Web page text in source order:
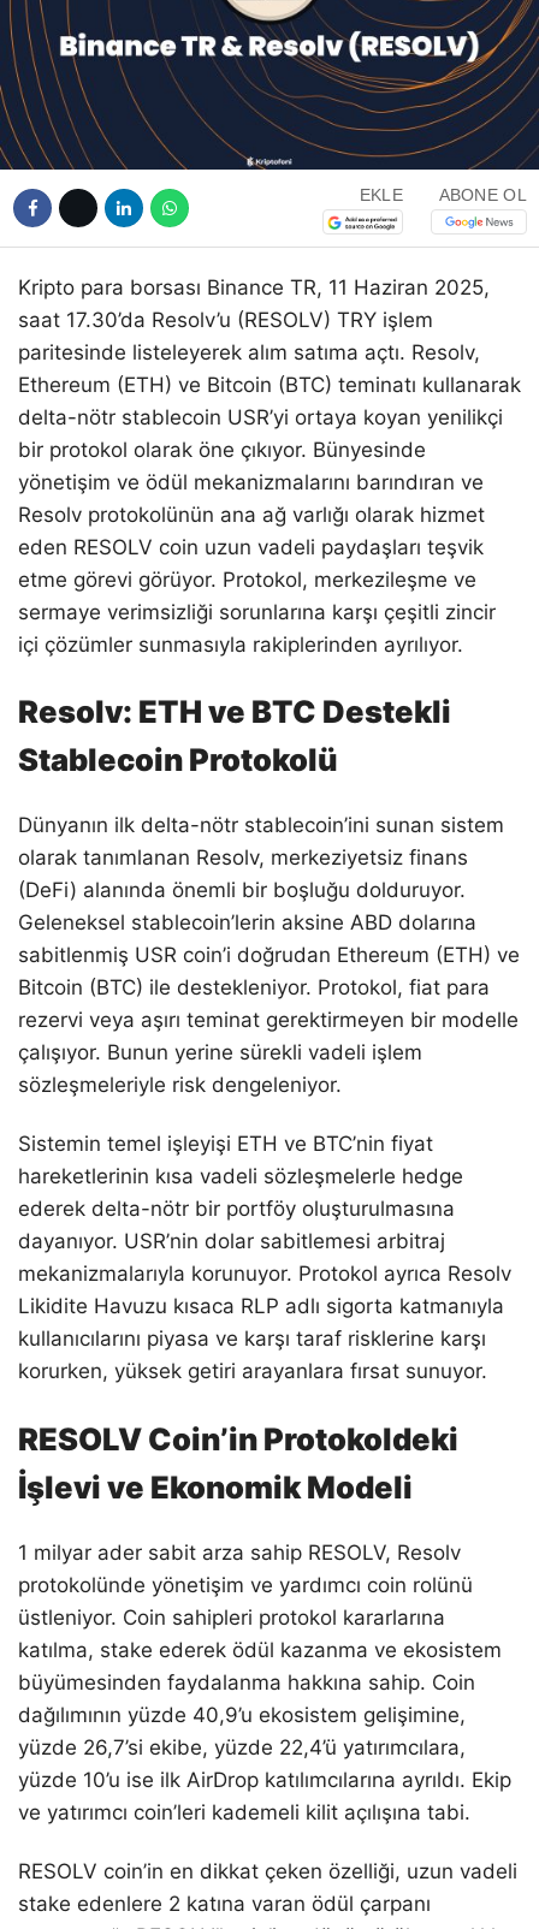
EKLE ABONE OL
Kripto para borsası Binance TR, 11 Haziran 2025,
saat 17.30’da Resolv’u (RESOLV) TRY işlem
paritesinde listeleyerek alım satıma açtı. Resolv,
Ethereum (ETH) ve Bitcoin (BTC) teminatı kullanarak
delta-nötr stablecoin USR’yi ortaya koyan yenilikçi
bir protokol olarak öne çıkıyor. Bünyesinde
yönetişim ve ödül mekanizmalarını barındıran ve
Resolv protokolünün ana ağ varlığı olarak hizmet
eden RESOLV coin uzun vadeli paydaşları teşvik
etme görevi görüyor. Protokol, merkezileşme ve
sermaye verimsizliği sorunlarına karşı çeşitli zincir
içi çözümler sunmasıyla rakiplerinden ayrılıyor.
Resolv: ETH ve BTC Destekli
Stablecoin Protokolü
Dünyanın ilk delta-nötr stablecoin’ini sunan sistem
olarak tanımlanan Resolv, merkeziyetsiz finans
(DeFi) alanında önemli bir boşluğu dolduruyor.
Geleneksel stablecoin’lerin aksine ABD dolarına
sabitlenmiş USR coin’i doğrudan Ethereum (ETH) ve
Bitcoin (BTC) ile destekleniyor. Protokol, fiat para
rezervi veya aşırı teminat gerektirmeyen bir modelle
çalışıyor. Bunun yerine sürekli vadeli işlem
sözleşmeleriyle risk dengeleniyor.
Sistemin temel işleyişi ETH ve BTC’nin fiyat
hareketlerinin kısa vadeli sözleşmelerle hedge
ederek delta-nötr bir portföy oluşturulmasına
dayanıyor. USR’nin dolar sabitlemesi arbitraj
mekanizmalarıyla korunuyor. Protokol ayrıca Resolv
Likidite Havuzu kısaca RLP adlı sigorta katmanıyla
kullanıcılarını piyasa ve karşı taraf risklerine karşı
korurken, yüksek getiri arayanlara fırsat sunuyor.
RESOLV Coin’in Protokoldeki
İşlevi ve Ekonomik Modeli
1 milyar ader sabit arza sahip RESOLV, Resolv
protokolünde yönetişim ve yardımcı coin rolünü
üstleniyor. Coin sahipleri protokol kararlarına
katılma, stake ederek ödül kazanma ve ekosistem
büyümesinden faydalanma hakkına sahip. Coin
dağılımının yüzde 40,9’u ekosistem gelişimine,
yüzde 26,7’si ekibe, yüzde 22,4’ü yatırımcılara,
yüzde 10’u ise ilk AirDrop katılımcılarına ayrıldı. Ekip
ve yatırımcı coin’leri kademeli kilit açılışına tabi.
RESOLV coin’in en dikkat çeken özelliği, uzun vadeli
stake edenlere 2 katına varan ödül çarpanı